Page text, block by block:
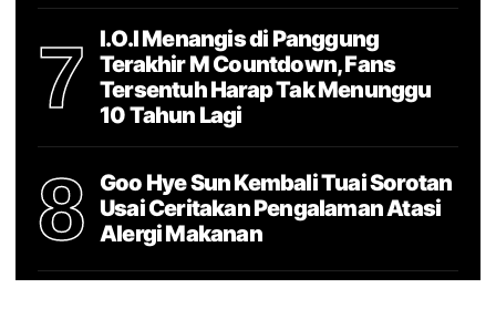
7
I.O.I Menangis di Panggung
Terakhir M Countdown, Fans
Tersentuh Harap Tak Menunggu
10 Tahun Lagi
8
Goo Hye Sun Kembali Tuai Sorotan
Usai Ceritakan Pengalaman Atasi
Alergi Makanan